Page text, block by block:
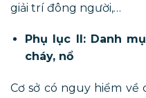
giải trí đông người,…
Phụ lục II: Danh
cháy, nổ
Cơ sở có nguy hiểm về